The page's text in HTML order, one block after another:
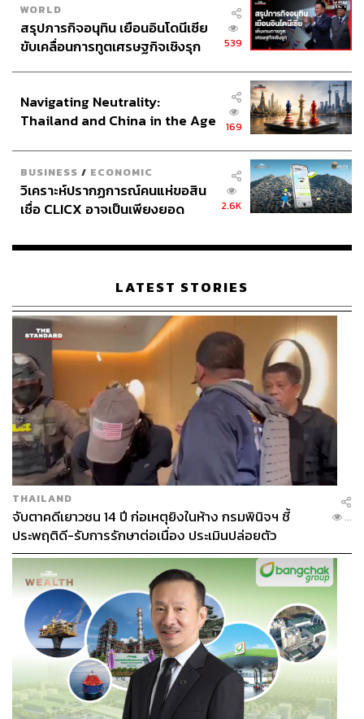
WORLD
สรุปภารกิจอนุทิน เยือนอินโดนีเซีย
ขับเคลื่อนการทูตเศรษฐกิจเชิงรุก
539
Navigating Neutrality:
Thailand and China in the Age
169
BUSINESS / ECONOMIC
วิเคราะห์ปรากฏการณ์คนแห่ขอสิน
เชื่อ CLICX อาจเป็นเพียงยอด
เรือนไทยที่ถูกซุกไว้
2.6K
LATEST STORIES
THAILAND
จับตาคดีเยาวชน 14 ปี ก่อเหตุยิงในห้าง กรมพินิจฯ ชี้
ประพฤติดี-รับการรักษาต่อเนื่อง ประเมินปล่อยตัว
...